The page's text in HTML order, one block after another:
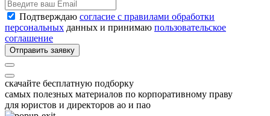
Подтверждаю согласие с правилами обработки
персональных данных и принимаю пользовательское
соглашение
Отправить заявку
скачайте бесплатную подборку
самых полезных материалов по корпоративному праву
для юристов и директоров ао и пао